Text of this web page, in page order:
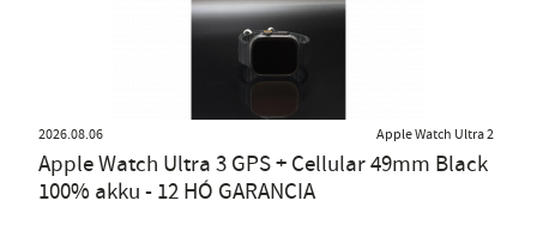
2026.08.06 Apple Watch Ultra 2
Apple Watch Ultra 3 GPS + Cellular 49mm Black
100% akku - 12 HÓ GARANCIA